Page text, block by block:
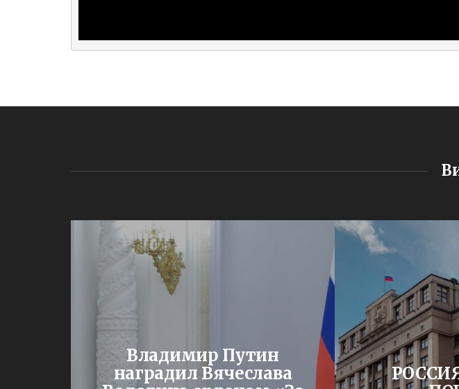
Владимир Путин
наградил Вячеслава